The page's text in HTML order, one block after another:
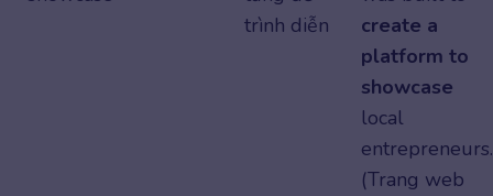
trình diễn
create a
platform to
showcase
local
entrepreneurs.
(Trang web